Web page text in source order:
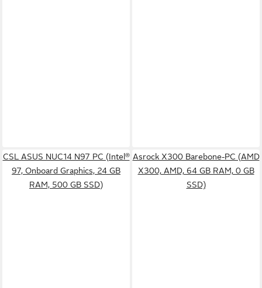
CSL ASUS NUC14 N97 PC (Intel®
97, Onboard Graphics, 24 GB
RAM, 500 GB SSD)
Asrock X300 Barebone-PC (AMD
X300, AMD, 64 GB RAM, 0 GB
SSD)